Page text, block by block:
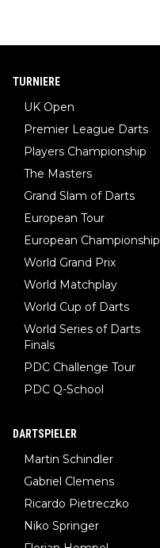
TURNIERE
UK Open
Premier League Darts
Players Championship
The Masters
Grand Slam of Darts
European Tour
European Championship
World Grand Prix
World Matchplay
World Cup of Darts
World Series of Darts
Finals
PDC Challenge Tour
PDC Q-School
DARTSPIELER
Martin Schindler
Gabriel Clemens
Ricardo Pietreczko
Niko Springer